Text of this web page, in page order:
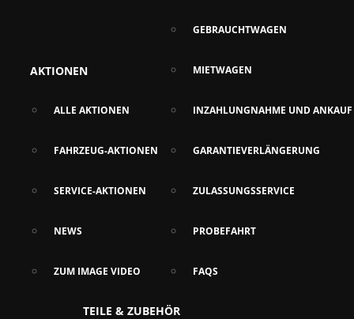
AKTIONEN
ALLE AKTIONEN
FAHRZEUG-AKTIONEN
SERVICE-AKTIONEN
NEWS
ZUM IMAGE VIDEO
GEBRAUCHTWAGEN
MIETWAGEN
INZAHLUNGNAHME UND ANKAUF
GARANTIEVERLÄNGERUNG
ZULASSUNGSSERVICE
PROBEFAHRT
FAQS
TEILE & ZUBEHÖR